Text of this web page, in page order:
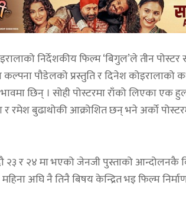
निर्देशकीय फिल्म ‘बिगुल’ले तीन पोस्टर
पौडेलको प्रस्तुति र दिनेश कोइरालाको
छिन् । सोही पोस्टरमा राँको लिएका एक
रमेश बुढाथोकी आक्रोशित छन् भने अर्को
२३ र २४ मा भएको जेनजी पुस्ताको आन्दोलनकै
अघि नै तिनै बिषय केन्द्रित भइ फिल्म